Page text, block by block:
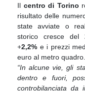
Il centro di Torino
risultato delle
state avviate o
storico cresce del
+2,2% e i prezzi
euro al metro quadro.
“In alcune vie, gli
dentro e fuori,
controbilanciata da